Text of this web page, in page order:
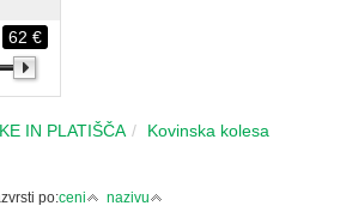
62 €
IN PLATIŠČA
Kovinska kolesa
po:ceni nazivu